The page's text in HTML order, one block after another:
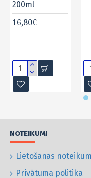
200ml
16,80€
NOTEIKUMI
Lietošanas
Privātuma politika